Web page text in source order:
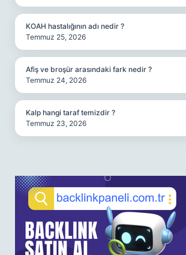
KOAH hastalığının adı nedir ?
Temmuz 25, 2026
Afiş ve broşür arasındaki fark nedir ?
Temmuz 24, 2026
Kalp hangi taraf temizdir ?
Temmuz 23, 2026